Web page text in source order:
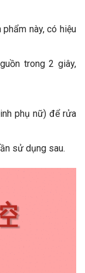
này, có hiệu
trong 2 giây,
phụ nữ) để rửa
sử dụng sau.